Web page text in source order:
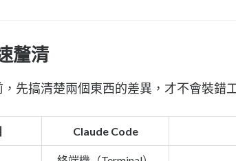
釐清
先搞清楚兩個東西的差異，才不會裝錯
Claude Code